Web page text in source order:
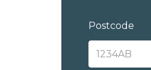
Postcode